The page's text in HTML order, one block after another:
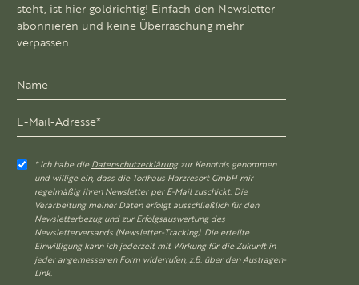
steht, ist hier goldrichtig! Einfach den Newsletter
abonnieren und keine Überraschung mehr
verpassen.
* Ich habe die Datenschutzerklärungzur Kenntnis genommen
und willige ein, dass die Torfhaus Harzresort GmbH mir
regelmäßig ihren Newsletter per E-Mail zuschickt. Die
Verarbeitung meiner Daten erfolgt ausschließlich für den
Newsletterbezug und zur Erfolgsauswertung des
Newsletterversands (Newsletter-Tracking). Die erteilte
Einwilligung kann ich jederzeit mit Wirkung für die Zukunft in
jeder angemessenen Form widerrufen, z.B. über den Austragen-
Link.